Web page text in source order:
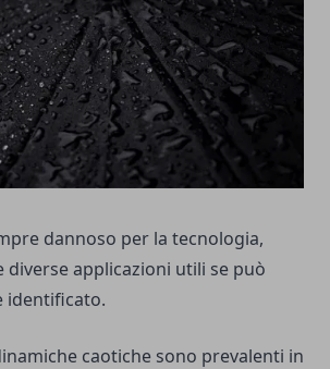
dannoso per la tecnologia,
diverse applicazioni utili se può
identificato.
caotiche sono prevalenti in